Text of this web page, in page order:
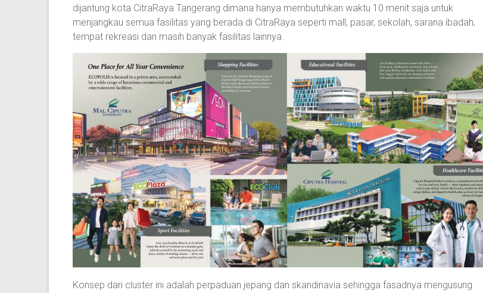
dijantung kota CitraRaya Tangerang dimana hanya membutuhkan waktu 10 menit saja untuk
menjangkau semua fasilitas yang berada di CitraRaya seperti mall, pasar, sekolah, sarana ibadah,
tempat rekreasi dan masih banyak fasilitas lainnya.
Konsep dari cluster ini adalah perpaduan jepang dan skandinavia sehingga fasadnya mengusung